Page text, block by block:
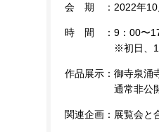
会 期 ：2022年10
時 間 ：9：00〜17
※初日、10月22
作品展示：御寺泉涌
通常非公開のお
関連企画：展覧会と